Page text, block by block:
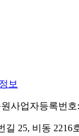
보
사업자등록번호
길 25, 비동